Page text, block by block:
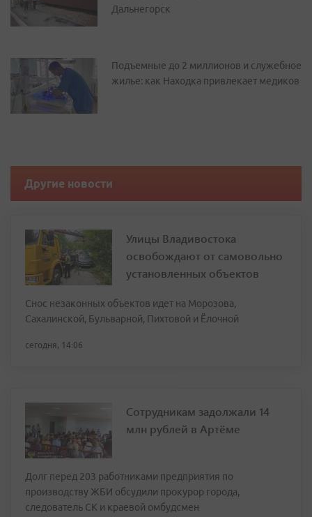
Дальнегорск
Подъемные до 2 миллионов и служебное
жилье: как Находка привлекает медиков
Другие новости
Улицы Владивостока
освобождают от самовольно
установленных объектов
Снос незаконных объектов идет на Морозова,
Сахалинской, Бульварной, Пихтовой и Ёлочной
сегодня, 14:06
Сотрудникам задолжали 14
млн рублей в Артёме
Долг перед 203 работниками предприятия по
производству ЖБИ обсудили прокурор города,
следователь СК и краевой омбудсмен